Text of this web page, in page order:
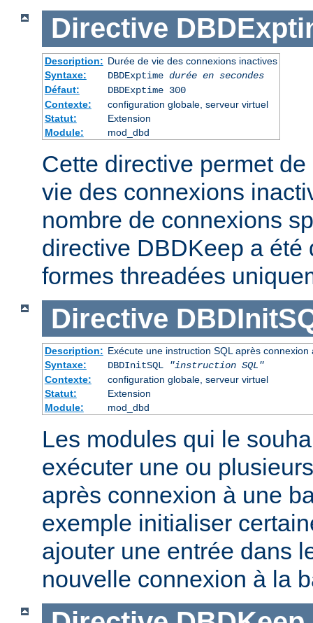
Directive
Description: Durée de vie des connexions inactives
Syntaxe:
DBDExptime durée en secondes
Défaut:
DBDExptime 300
Contexte:
configuration globale, serveur virtuel
Statut:
Extension
Module:
mod_dbd
Cette directive permet
vie des connexions
nombre de connexions
directive DBDKeep a été
formes threadées
Directive
Description: Exécute une instruction SQL après
Syntaxe:
DBDInitSQL
"instruction SQL"
Contexte:
configuration globale, serveur virtuel
Statut:
Extension
Module:
mod_dbd
Les modules qui le
exécuter une ou
après connexion à une
exemple initialiser
ajouter une entrée dans
nouvelle connexion à la